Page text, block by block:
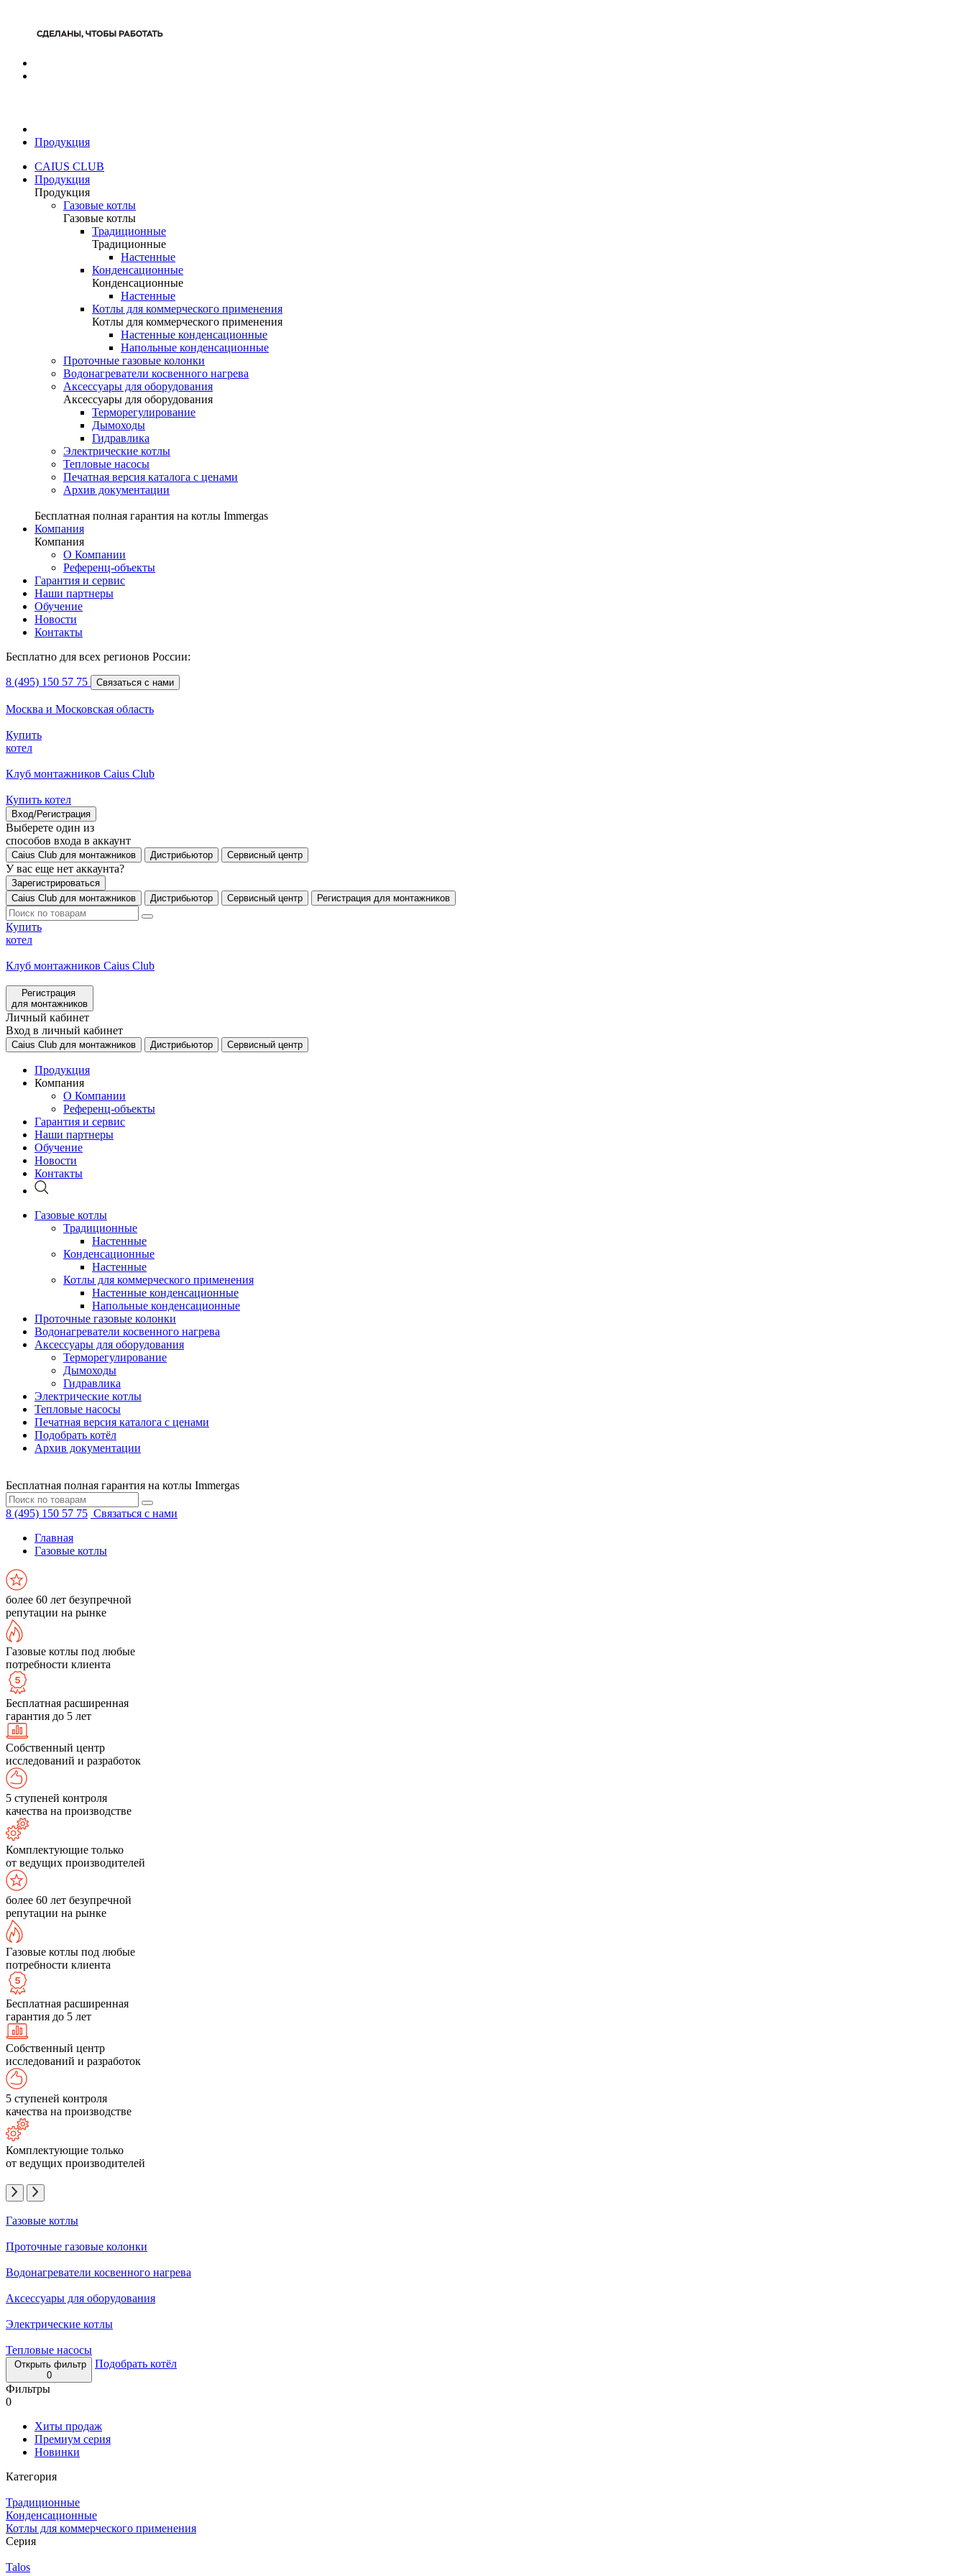
Продукция
CAIUS CLUB
Продукция
Продукция
Газовые котлы
Газовые котлы
Традиционные
Традиционные
Настенные
Конденсационные
Конденсационные
Настенные
Котлы для коммерческого применения
Котлы для коммерческого применения
Настенные конденсационные
Напольные конденсационные
Проточные газовые колонки
Водонагреватели косвенного нагрева
Аксессуары для оборудования
Аксессуары для оборудования
Терморегулирование
Дымоходы
Гидравлика
Электрические котлы
Тепловые насосы
Печатная версия каталога с ценами
Архив документации
Бесплатная полная гарантия на котлы Immergas
Компания
Компания
О Компании
Референц-объекты
Гарантия и сервис
Наши партнеры
Обучение
Новости
Контакты
Бесплатно для всех регионов России:
8 (495) 150 57 75 Связаться с нами
Москва и Московская область
Купить
котел
Клуб монтажников Caius Club
Купить котел
Вход/Регистрация
Выберете один из
способов входа в аккаунт
Caius Club для монтажников Дистрибьютор Сервисный центр
У вас еще нет аккаунта?
Зарегистрироваться
Caius Club для монтажников
Дистрибьютор Сервисный центр Регистрация для монтажников
Купить
котел
Клуб монтажников Caius Club
Регистрация
для монтажников
Личный кабинет
Вход в личный кабинет
Caius Club для монтажников Дистрибьютор Сервисный центр
Продукция
Компания
О Компании
Референц-объекты
Гарантия и сервис
Наши партнеры
Обучение
Новости
Контакты
Газовые котлы
Традиционные
Настенные
Конденсационные
Настенные
Котлы для коммерческого применения
Настенные конденсационные
Напольные конденсационные
Проточные газовые колонки
Водонагреватели косвенного нагрева
Аксессуары для оборудования
Терморегулирование
Дымоходы
Гидравлика
Электрические котлы
Тепловые насосы
Печатная версия каталога с ценами
Подобрать котёл
Архив документации
Бесплатная полная гарантия на котлы Immergas
8 (495) 150 57 75 Связаться с нами
Главная
Газовые котлы
более 60 лет безупречной
репутации на рынке
Газовые котлы под любые
потребности клиента
Бесплатная расширенная
гарантия до 5 лет
Собственный центр
исследований и разработок
5 ступеней контроля
качества на производстве
Комплектующие только
от ведущих производителей
более 60 лет безупречной
репутации на рынке
Газовые котлы под любые
потребности клиента
Бесплатная расширенная
гарантия до 5 лет
Собственный центр
исследований и разработок
5 ступеней контроля
качества на производстве
Комплектующие только
от ведущих производителей
Газовые котлы
Проточные газовые колонки
Водонагреватели косвенного нагрева
Аксессуары для оборудования
Электрические котлы
Тепловые насосы
Открыть фильтр
0
Подобрать котёл
Фильтры
0
Хиты продаж
Премиум серия
Новинки
Категория
Традиционные
Конденсационные
Котлы для коммерческого применения
Серия
Talos